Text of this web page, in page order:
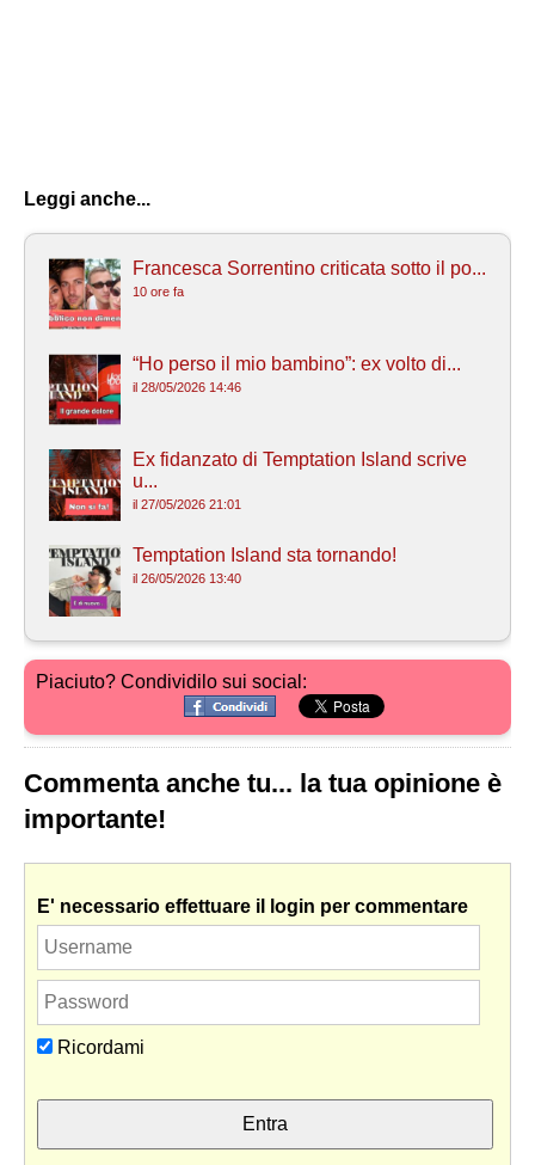
Leggi anche...
Francesca Sorrentino criticata sotto il po...
10 ore fa
“Ho perso il mio bambino”: ex volto di...
il 28/05/2026 14:46
Ex fidanzato di Temptation Island scrive
u...
il 27/05/2026 21:01
Temptation Island sta tornando!
il 26/05/2026 13:40
Piaciuto? Condividilo sui social:
Commenta anche tu... la tua opinione è
importante!
E' necessario effettuare il login per commentare
Ricordami